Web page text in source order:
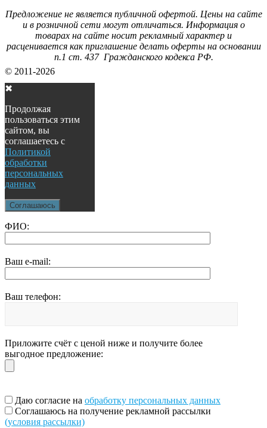
Предложение не является публичной офертой. Цены на сайте
и в розничной сети могут отличаться. Информация о
товарах на сайте носит рекламный характер и
расценивается как приглашение делать оферты на основании
п.1 ст. 437 Гражданского кодекса РФ.
© 2011-2026
✖
Продолжая
пользоваться этим
сайтом, вы
соглашаетесь с
Политикой
обработки
персональных
данных
Соглашаюсь
ФИО:
Ваш e-mail:
Ваш телефон:
Приложите счёт с ценой ниже и получите более
выгодное предложение:
Даю согласие на обработку персональных данных
Соглашаюсь на получение рекламной рассылки
(условия рассылки)